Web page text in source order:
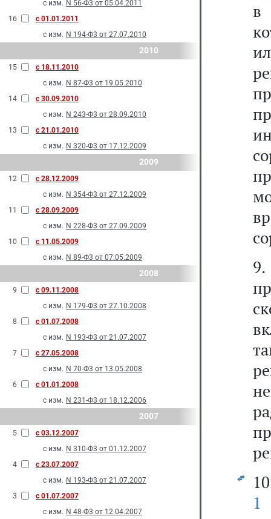
с изм. N 56-Ф3 от 05.04.2011
16
с 01.01.2011
с изм. N 194-Ф3 от 27.07.2010
2010
15
с 18.11.2010
с изм. N 87-Ф3 от 19.05.2010
14
с 30.09.2010
с изм. N 243-Ф3 от 28.09.2010
13
с 21.01.2010
с изм. N 320-Ф3 от 17.12.2009
2009
12
с 28.12.2009
с изм. N 354-Ф3 от 27.12.2009
11
с 28.09.2009
с изм. N 228-Ф3 от 27.09.2009
10
с 11.05.2009
с изм. N 89-Ф3 от 07.05.2009
2008
9
с 09.11.2008
с изм. N 179-Ф3 от 27.10.2008
8
с 01.07.2008
с изм. N 193-Ф3 от 21.07.2007
7
с 27.05.2008
с изм. N 70-Ф3 от 13.05.2008
6
с 01.01.2008
с изм. N 231-Ф3 от 18.12.2006
2007
5
с 03.12.2007
с изм. N 310-Ф3 от 01.12.2007
4
с 23.07.2007
с изм. N 193-Ф3 от 21.07.2007
3
с 01.07.2007
с изм. N 48-Ф3 от 12.04.2007
в